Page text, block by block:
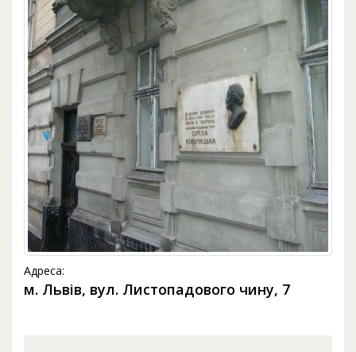
Адреса:
м. Львів, вул. Листопадового чину, 7